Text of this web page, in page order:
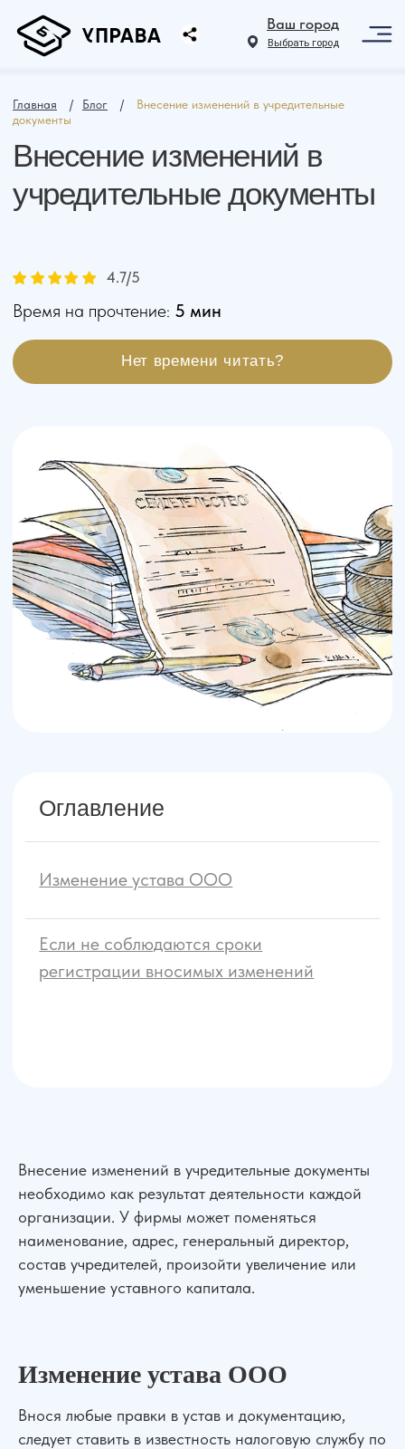
Выбрать город
Внесение изменений в
Оглавление
Изменение устава ООО
Если не соблюдаются сроки
регистрации вносимых изменений
4.7 /5
Внесение изменений в учредительные документы
необходимо как результат деятельности каждой
организации. У фирмы может поменяться
наименование, адрес, генеральный директор,
состав учредителей, произойти увеличение или
уменьшение уставного капитала.
Изменение устава ООО
Внося любые правки в устав и документацию,
следует ставить в известность налоговую службу по